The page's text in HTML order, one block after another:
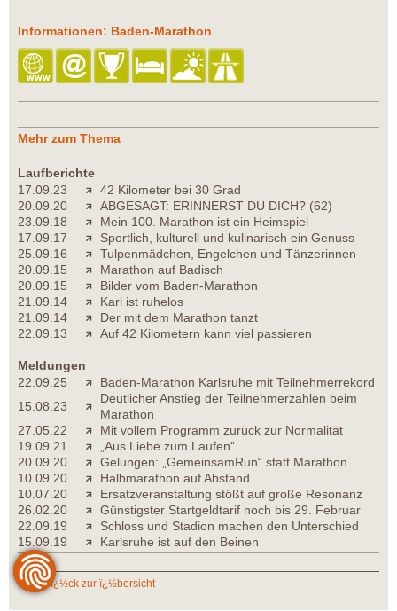
Informationen: Baden-Marathon
Mehr zum Thema
Laufberichte
17.09.23
42 Kilometer bei 30 Grad
20.09.20
ABGESAGT: ERINNERST DU DICH? (62)
23.09.18
Mein 100. Marathon ist ein Heimspiel
17.09.17
Sportlich, kulturell und kulinarisch ein Genuss
25.09.16
Tulpenmädchen, Engelchen und Tänzerinnen
20.09.15
Marathon auf Badisch
20.09.15
Bilder vom Baden-Marathon
21.09.14
Karl ist ruhelos
21.09.14
Der mit dem Marathon tanzt
22.09.13
Auf 42 Kilometern kann viel passieren
Meldungen
22.09.25
Baden-Marathon Karlsruhe mit Teilnehmerrekord
15.08.23
Deutlicher Anstieg der Teilnehmerzahlen beim
Marathon
27.05.22
Mit vollem Programm zurück zur Normalität
19.09.21
„Aus Liebe zum Laufen“
20.09.20
Gelungen: „GemeinsamRun“ statt Marathon
10.09.20
Halbmarathon auf Abstand
10.07.20
Ersatzveranstaltung stößt auf große Resonanz
26.02.20
Günstigster Startgeldtarif noch bis 29. Februar
22.09.19
Schloss und Stadion machen den Unterschied
15.09.19
Karlsruhe ist auf den Beinen
zurï¿½ck zur ï¿½bersicht